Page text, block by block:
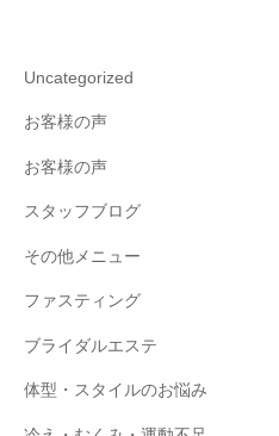
Uncategorized
お客様の声
お客様の声
スタッフブログ
その他メニュー
ファスティング
ブライダルエステ
体型・スタイルのお悩み